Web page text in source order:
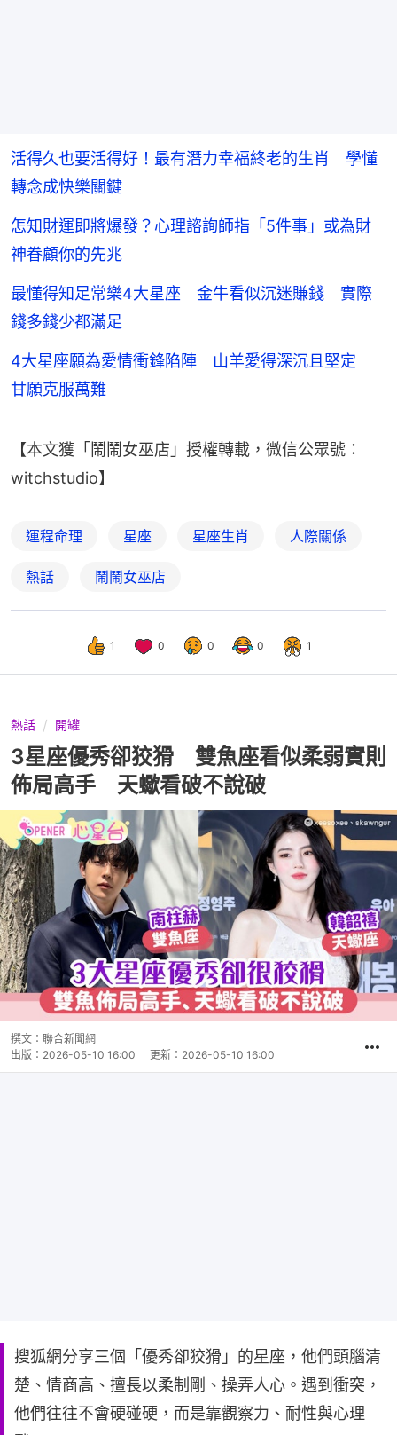
活得久也要活得好！最有潛力幸福終老的生肖 學懂
轉念成快樂關鍵
怎知財運即將爆發？心理諮詢師指「5件事」或為財
神眷顧你的先兆
最懂得知足常樂4大星座 金牛看似沉迷賺錢 實際
錢多錢少都滿足
4大星座願為愛情衝鋒陷陣 山羊愛得深沉且堅定
甘願克服萬難
【本文獲「鬧鬧女巫店」授權轉載，微信公眾號：
witchstudio】
運程命理 星座 星座生肖 人際關係
熱話 鬧鬧女巫店
1 0 0 0 1
熱話 開罐
3星座優秀卻狡猾 雙魚座看似柔弱實則
佈局高手 天蠍看破不說破
撰文： 聯合新聞網
出版： 2026-05-10 16:00 更新： 2026-05-10 16:00
搜狐網分享三個「優秀卻狡猾」的星座，他們頭腦清
楚、情商高、擅長以柔制剛、操弄人心。遇到衝突，
他們往往不會硬碰硬，而是靠觀察力、耐性與心理